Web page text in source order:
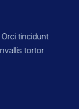
tincidunt
tortor